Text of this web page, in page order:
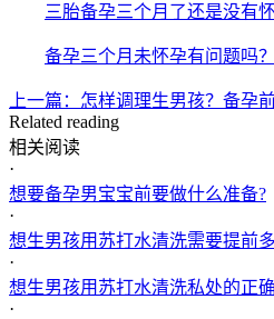
三胎备孕三个月了还是没有
备孕三个月未怀孕有问题吗
上一篇：怎样调理生男孩？备孕
Related reading
相关阅读
·
想要备孕男宝宝前要做什么准备?
·
想生男孩用苏打水清洗需要提前
·
想生男孩用苏打水清洗私处的正
·